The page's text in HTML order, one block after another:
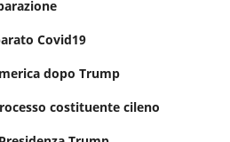
Covid19
dopo Trump
costituente cileno